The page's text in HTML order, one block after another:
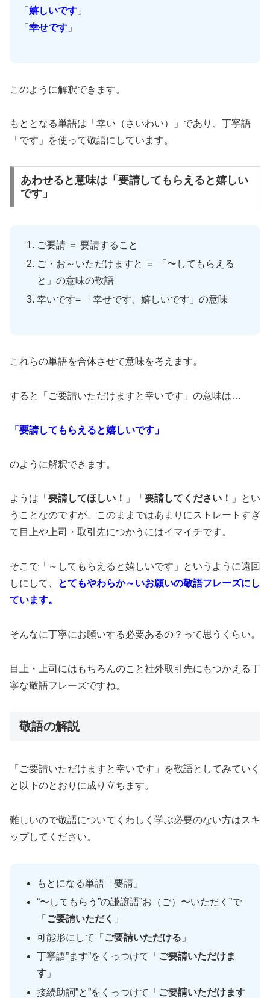
「 嬉しいです 」
「 幸せです 」
このように解釈できます。
もととなる単語は「幸い（さいわい）」であり、丁寧語
「です」を使って敬語にしています。
あわせると意味は「要請してもらえると嬉しい
です」
ご要請 ＝ 要請すること
ご・お～いただけますと ＝ 「〜してもらえる
と」の意味の敬語
幸いです= 「幸せです、嬉しいです」の意味
これらの単語を合体させて意味を考えます。
すると「ご要請いただけますと幸いです」の意味は…
「要請してもらえると嬉しいです」
のように解釈できます。
ようは「 要請してほしい！ 」「 要請してください！
」とい
うことなのですが、このままではあまりにストレートすぎ
て目上や上司・取引先につかうにはイマイチです。
そこで「～してもらえると嬉しいです」というように遠回
しにして、
とてもやわらか～いお願いの敬語フレーズにし
ています。
そんなに丁寧にお願いする必要あるの？って思うくらい。
目上・上司にはもちろんのこと社外取引先にもつかえる丁
寧な敬語フレーズですね。
敬語の解説
「ご要請いただけますと幸いです」を敬語としてみていく
と以下のとおりに成り立ちます。
難しいので敬語についてくわしく学ぶ必要のない方はスキ
ップしてください。
もとになる単語「要請」
“〜してもらう”の謙譲語”お（ご）〜いただく”で
「 ご要請いただく
」
可能形にして「 ご要請いただける 」
丁寧語”ます”をくっつけて「 ご要請いただけま
す 」
接続助詞”と”をくっつけて「 ご要請いただけます